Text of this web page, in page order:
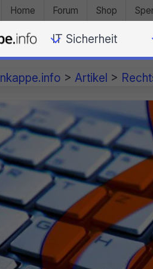
Home Forum Shop
IT Sicherheit
> Artikel >